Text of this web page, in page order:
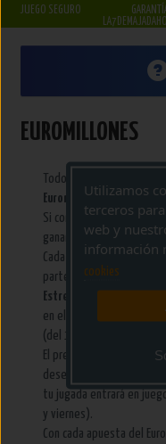
JUEGO SEGURO
EUROMILLONES
Todos los
Euromillones
, que
Si consigues acertar
ganar el deseado
Bote
Cada boleto dispone de
parte con50 números del 1
Estrellas, de la 1 a la 12
.
en el primer bloque (del
(del 1 al 12).
El precio oficial de cada
deseas jugar una
tu jugada entrará en
y viernes).
Con cada apuesta del
Utilizamos
terceros
web y
información
cookies